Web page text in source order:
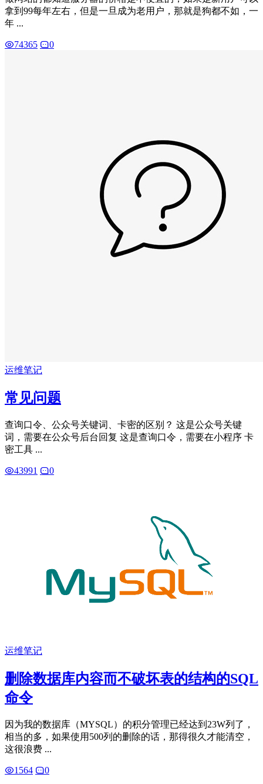
拿到99每年左右，但是一旦成为老用户，那就是狗都不如，一
年 ...
74365 0
运维笔记
常见问题
查询口令、公众号关键词、卡密的区别？ 这是公众号关键
词，需要在公众号后台回复 这是查询口令，需要在小程序 卡
密工具 ...
43991 0
运维笔记
删除数据库内容而不破坏表的结构的SQL
命令
因为我的数据库（MYSQL）的积分管理已经达到23W列了，
相当的多，如果使用500列的删除的话，那得很久才能清空，
这很浪费 ...
1564 0